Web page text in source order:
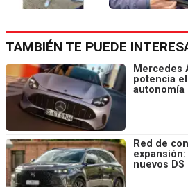
TAMBIÉN TE PUEDE
Mercedes
potencia
autonomía
Red de
nuevos